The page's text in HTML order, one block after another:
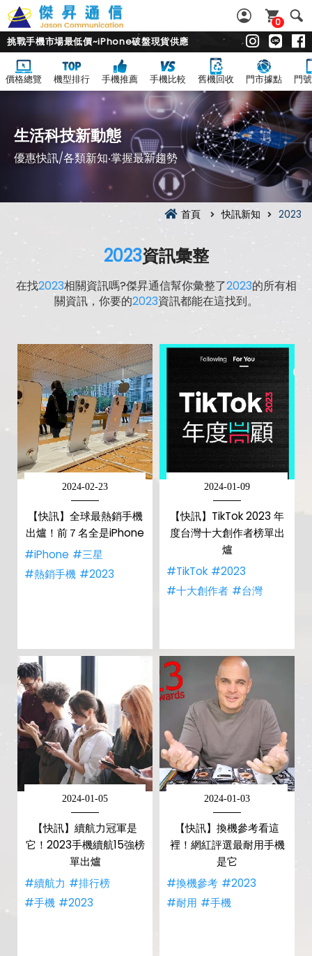
0
挑戰手機市場最低價~iPhone破盤現貨供應
價格總覽 機型排行 手機推薦 手機比較 舊機回收 門市據點 門
生活科技新動態
優惠快訊/各類新知‧掌握最新趨勢
首頁 快訊新知 2023
2023資訊彙整
在找2023相關資訊嗎?傑昇通信幫你彙整了2023的所有相
關資訊，你要的2023資訊都能在這找到。
2024-02-23
【快訊】全球最熱銷手機
出爐！前７名全是iPhone
#iPhone #三星
#熱銷手機 #2023
2024-01-09
【快訊】TikTok 2023 年
度台灣十大創作者榜單出
爐
#TikTok #2023
#十大創作者 #台灣
2024-01-05
【快訊】續航力冠軍是
它！2023手機續航15強榜
單出爐
#續航力 #排行榜
#手機 #2023
2024-01-03
【快訊】換機參考看這
裡！網紅評選最耐用手機
是它
#換機參考 #2023
#耐用 #手機